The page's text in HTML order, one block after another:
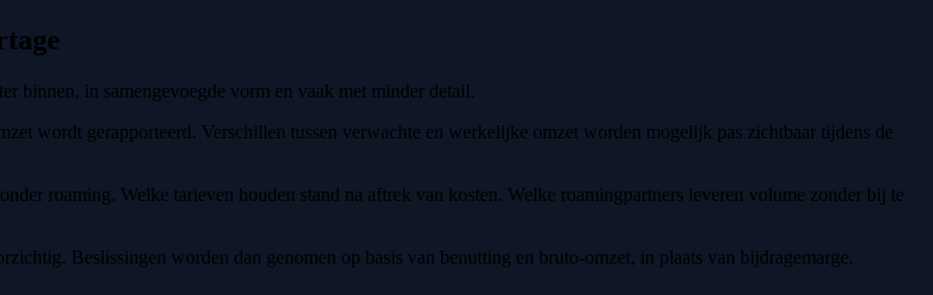
binnen, in samengevoegde vorm en vaak met minder detail.
wordt gerapporteerd. Verschillen tussen verwachte en werkelijke omzet worden mogelijk pas zichtbaar tijdens de
roaming. Welke tarieven houden stand na aftrek van kosten. Welke roamingpartners leveren volume zonder bij te
Beslissingen worden dan genomen op basis van benutting en bruto-omzet, in plaats van bijdragemarge.